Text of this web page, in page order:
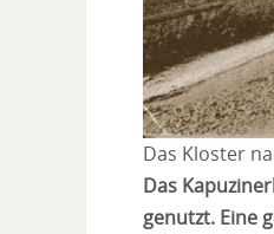
Das Kloster
Das
genutzt. Eine